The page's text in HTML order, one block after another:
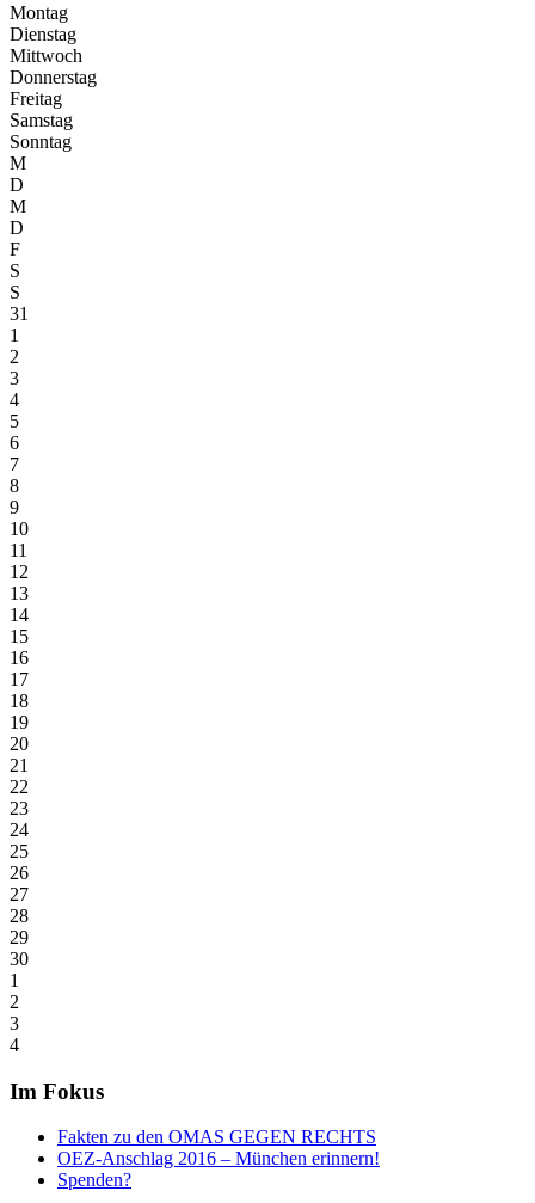
Montag
Dienstag
Mittwoch
Donnerstag
Freitag
Samstag
Sonntag
M
D
M
D
F
S
S
31
1
2
3
4
5
6
7
8
9
10
11
12
13
14
15
16
17
18
19
20
21
22
23
24
25
26
27
28
29
30
1
2
3
4
Im Fokus
Fakten zu den OMAS GEGEN RECHTS
OEZ-Anschlag 2016 – München erinnern!
Spenden?